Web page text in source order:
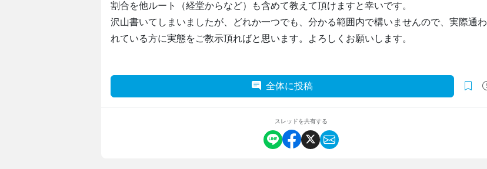
割合を他ルート（経堂からなど）も含めて教えて頂けますと幸いです。
沢山書いてしまいましたが、どれか一つでも、分かる範囲内で構いませんので、実際通わ
れている方に実態をご教示頂ればと思います。よろしくお願いします。
全体に投稿
スレッドを共有する